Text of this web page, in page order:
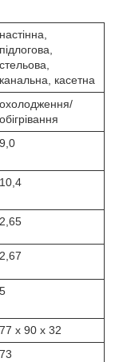
настінна,
підлогова,
стельова,
канальна, касетна
охолодження/
обігрівання
9,0
10,4
2,65
2,67
5
77 х 90 х 32
73